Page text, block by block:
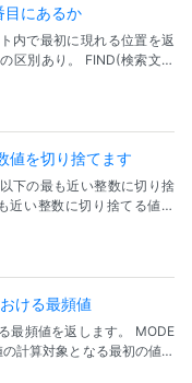
目にあるか
内で最初に現れる位置を返
区別あり。 FIND(検索文字
スト：...
値を切り捨てます
下の最も近い整数に切り捨
近い整数に切り捨てる値で
答 セル「C3...
ける最頻値
最頻値を返します。 MODE
計算対象となる最初の値ま